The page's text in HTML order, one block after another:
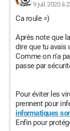
9 juil. 2020 à
Ca roule =)
Après note que
dire que tu avais
Comme on n'a
passe par
Pour éviter les
prennent pour
informatiques
Enfin pour